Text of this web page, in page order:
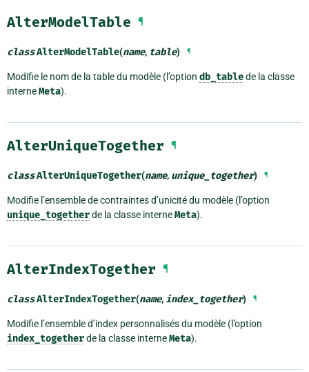
AlterModelTable ¶
classAlterModelTable(name, table) ¶
Modifie le nom de la table du modèle (l’option db_tablede la classe
interneMeta).
AlterUniqueTogether ¶
classAlterUniqueTogether(name, unique_together) ¶
Modifie l’ensemble de contraintes d’unicité du modèle (l’option
unique_togetherde la classe interneMeta).
AlterIndexTogether ¶
classAlterIndexTogether(name, index_together) ¶
Modifie l’ensemble d’index personnalisés du modèle (l’option
index_togetherde la classe interneMeta).